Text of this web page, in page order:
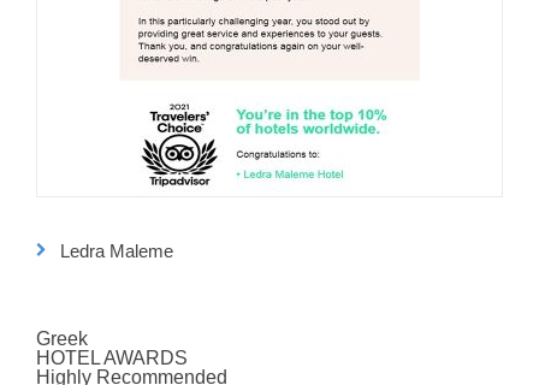
Ledra Maleme
Greek
HOTEL AWARDS
Highly Recommended